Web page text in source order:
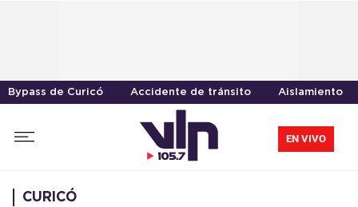
Bypass de Curicó Accidente de tránsito Aislamiento
EN VIVO
CURICÓ